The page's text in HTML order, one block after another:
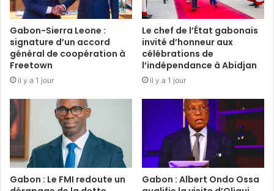
Gabon-Sierra Leone :
signature d’un accord
général de coopération à
Freetown
il y a 1 jour
Le chef de l’État gabonais
invité d’honneur aux
célébrations de
l’indépendance à Abidjan
il y a 1 jour
Gabon : Le FMI redoute un
Gabon : Albert Ondo Ossa